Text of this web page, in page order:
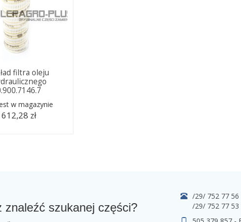
filtra oleju
w magazynie
612,28 zł
znaleźć szukanej części?
/29/ 752 77 56
/29/ 752 77 53